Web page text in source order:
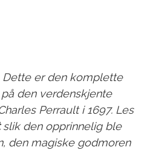
er den komplette
den verdenskjente
Perrault i 1697. Les
slik den opprinnelig ble
den magiske godmoren